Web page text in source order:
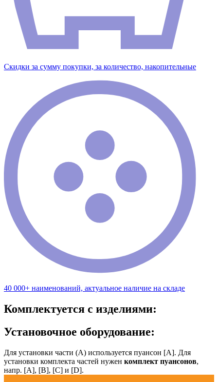
Скидки за сумму покупки, за количество, накопительные
40 000+ наименований, актуальное наличие на складе
Комплектуется с изделиями:
Установочное оборудование:
Для установки части (А) используется пуансон [А]. Для
установки комплекта частей нужен комплект пуансонов,
напр. [А], [B], [С] и [D].